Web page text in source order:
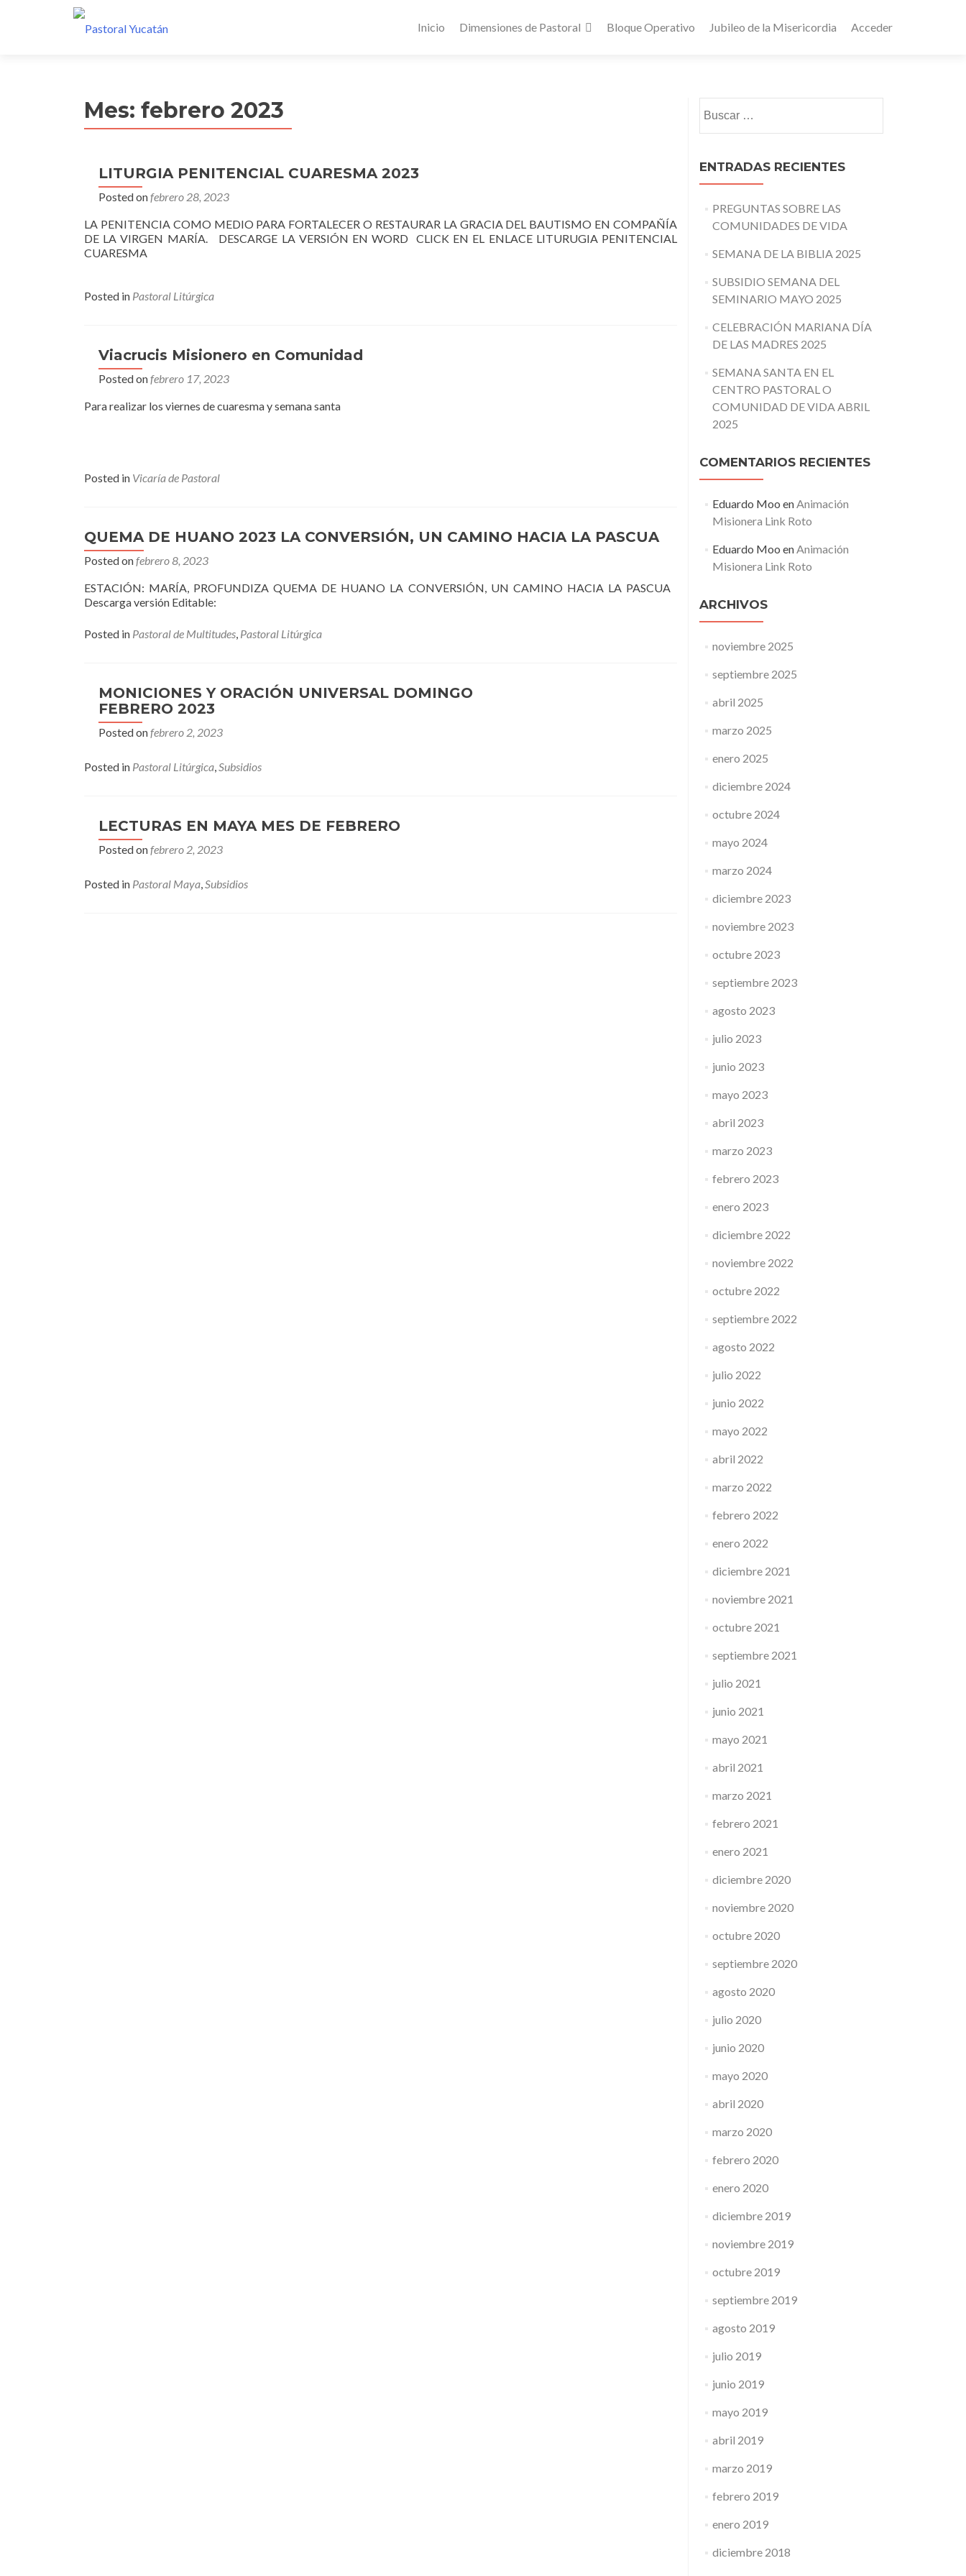
Inicio Dimensiones de Pastoral Bloque Operativo Jubileo de la Misericordia Acceder
Mes: febrero 2023
LITURGIA PENITENCIAL CUARESMA 2023
Posted onfebrero 28, 2023
LA PENITENCIA COMO MEDIO PARA FORTALECER O RESTAURAR LA GRACIA DEL BAUTISMO EN COMPAÑÍA
DE LA VIRGEN MARÍA. DESCARGE LA VERSIÓN EN WORD CLICK EN EL ENLACE LITURUGIA PENITENCIAL
CUARESMA
Posted in Pastoral Litúrgica
Viacrucis Misionero en Comunidad
Posted onfebrero 17, 2023
Para realizar los viernes de cuaresma y semana santa
Posted in Vicaría de Pastoral
QUEMA DE HUANO 2023 LA CONVERSIÓN, UN CAMINO HACIA LA PASCUA
Posted onfebrero 8, 2023
ESTACIÓN: MARÍA, PROFUNDIZA QUEMA DE HUANO LA CONVERSIÓN, UN CAMINO HACIA LA PASCUA
Descarga versión Editable:
Posted in Pastoral de Multitudes, Pastoral Litúrgica
MONICIONES Y ORACIÓN UNIVERSAL DOMINGO
FEBRERO 2023
Posted onfebrero 2, 2023
Posted in Pastoral Litúrgica,Subsidios
LECTURAS EN MAYA MES DE FEBRERO
Posted onfebrero 2, 2023
Posted in Pastoral Maya,Subsidios
ENTRADAS RECIENTES
PREGUNTAS SOBRE LAS
COMUNIDADES DE VIDA
SEMANA DE LA BIBLIA 2025
SUBSIDIO SEMANA DEL
SEMINARIO MAYO 2025
CELEBRACIÓN MARIANA DÍA
DE LAS MADRES 2025
SEMANA SANTA EN EL
CENTRO PASTORAL O
COMUNIDAD DE VIDA ABRIL
2025
COMENTARIOS RECIENTES
Eduardo Moo enAnimación
Misionera Link Roto
Eduardo Moo enAnimación
Misionera Link Roto
ARCHIVOS
noviembre 2025
septiembre 2025
abril 2025
marzo 2025
enero 2025
diciembre 2024
octubre 2024
mayo 2024
marzo 2024
diciembre 2023
noviembre 2023
octubre 2023
septiembre 2023
agosto 2023
julio 2023
junio 2023
mayo 2023
abril 2023
marzo 2023
febrero 2023
enero 2023
diciembre 2022
noviembre 2022
octubre 2022
septiembre 2022
agosto 2022
julio 2022
junio 2022
mayo 2022
abril 2022
marzo 2022
febrero 2022
enero 2022
diciembre 2021
noviembre 2021
octubre 2021
septiembre 2021
julio 2021
junio 2021
mayo 2021
abril 2021
marzo 2021
febrero 2021
enero 2021
diciembre 2020
noviembre 2020
octubre 2020
septiembre 2020
agosto 2020
julio 2020
junio 2020
mayo 2020
abril 2020
marzo 2020
febrero 2020
enero 2020
diciembre 2019
noviembre 2019
octubre 2019
septiembre 2019
agosto 2019
julio 2019
junio 2019
mayo 2019
abril 2019
marzo 2019
febrero 2019
enero 2019
diciembre 2018